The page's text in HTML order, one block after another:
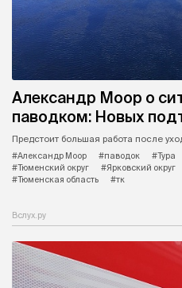
Александр Моор о
паводком: Новых
Предстоит большая работа после
#Александр Моор
#паводок #Тура
#Тюменский округ
#Ярковский округ
#Тюменская область
#тк
Вслух.ру